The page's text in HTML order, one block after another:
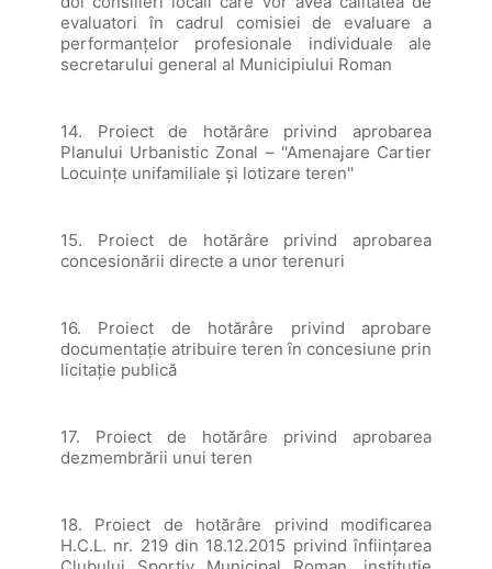
evaluatori în cadrul comisiei de evaluare a
performanțelor profesionale individuale ale
secretarului general al Municipiului Roman
14. Proiect de hotărâre privind aprobarea
Planului Urbanistic Zonal – ''Amenajare Cartier
Locuințe unifamiliale și lotizare teren''
15. Proiect de hotărâre privind aprobarea
concesionării directe a unor terenuri
16. Proiect de hotărâre privind aprobare
documentație atribuire teren în concesiune prin
licitație publică
17. Proiect de hotărâre privind aprobarea
dezmembrării unui teren
18. Proiect de hotărâre privind modificarea
H.C.L. nr. 219 din 18.12.2015 privind înfiinţarea